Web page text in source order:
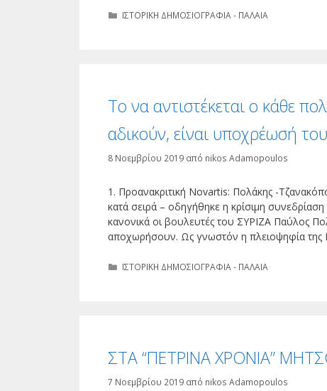
Κατηγορίες
ΙΣΤΟΡΙΚΗ ΔΗΜΟΣΙΟΓΡΑΦΙΑ - ΠΑΛΑΙΑ
Το να αντιστέκεται ο κάθε
αδικούν, είναι υποχρέωσή του
8 Νοεμβρίου 2019 από nikos Adamopoulos
1. Προανακριτική Novartis: Πολάκης -
κατά σειρά – οδηγήθηκε η κρίσιμη
κανονικά οι βουλευτές του ΣΥΡΙΖΑ Παύλος
αποχωρήσουν. Ως γνωστόν η πλειοψηφία της
Κατηγορίες
ΙΣΤΟΡΙΚΗ ΔΗΜΟΣΙΟΓΡΑΦΙΑ - ΠΑΛΑΙΑ
ΣΤΑ “ΠΕΤΡΙΝΑ ΧΡΟΝΙΑ”
7 Νοεμβρίου 2019 από nikos Adamopoulos